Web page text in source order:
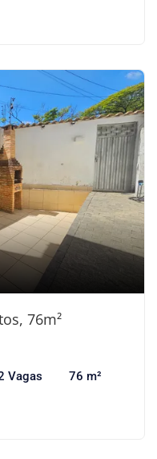
76m²
Vagas 76 m²